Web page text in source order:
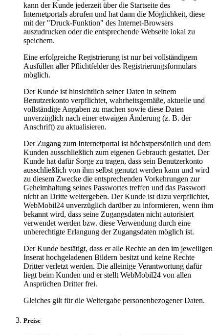
kann der Kunde jederzeit über die Startseite des
Internetportals abrufen und hat dann die Möglichkeit, diese
mit der "Druck-Funktion" des Internet-Browsers
auszudrucken oder die entsprechende Webseite lokal zu
speichern.
Eine erfolgreiche Registrierung ist nur bei vollständigem
Ausfüllen aller Pflichtfelder des Registrierungsformulars
möglich.
Der Kunde ist hinsichtlich seiner Daten in seinem
Benutzerkonto verpflichtet, wahrheitsgemäße, aktuelle und
vollständige Angaben zu machen sowie diese Daten
unverzüglich nach einer etwaigen Änderung (z. B. der
Anschrift) zu aktualisieren.
Der Zugang zum Internetportal ist höchstpersönlich und dem
Kunden ausschließlich zum eigenen Gebrauch gestattet. Der
Kunde hat dafür Sorge zu tragen, dass sein Benutzerkonto
ausschließlich von ihm selbst genutzt werden kann und wird
zu diesem Zwecke die entsprechenden Vorkehrungen zur
Geheimhaltung seines Passwortes treffen und das Passwort
nicht an Dritte weitergeben. Der Kunde ist dazu verpflichtet,
WebMobil24 unverzüglich darüber zu informieren, wenn ihm
bekannt wird, dass seine Zugangsdaten nicht autorisiert
verwendet werden bzw. diese Verwendung durch eine
unberechtigte Erlangung der Zugangsdaten möglich ist.
Der Kunde bestätigt, dass er alle Rechte an den im jeweiligen
Inserat hochgeladenen Bildern besitzt und keine Rechte
Dritter verletzt werden. Die alleinige Verantwortung dafür
liegt beim Kunden und er stellt WebMobil24 von allen
Ansprüchen Dritter frei.
Gleiches gilt für die Weitergabe personenbezogener Daten.
Preise